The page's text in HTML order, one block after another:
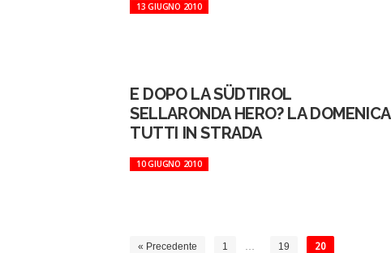
13 GIUGNO 2010
E DOPO LA SÜDTIROL
SELLARONDA HERO? LA DOMENICA
TUTTI IN STRADA
10 GIUGNO 2010
« Precedente 1 … 19 20